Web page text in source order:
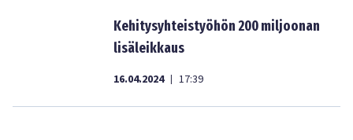
Kehitysyhteistyöhön 200 miljoonan
lisäleikkaus
16.04.2024 | 17:39